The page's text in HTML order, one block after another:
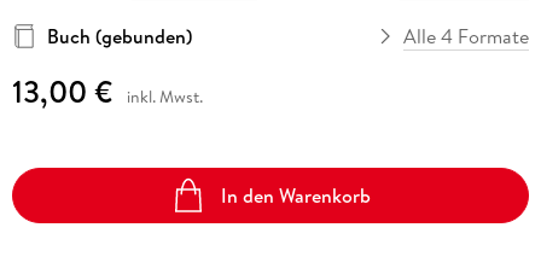
Buch (gebunden)
Alle 4 Formate
13,00 € inkl. Mwst.
In den Warenkorb